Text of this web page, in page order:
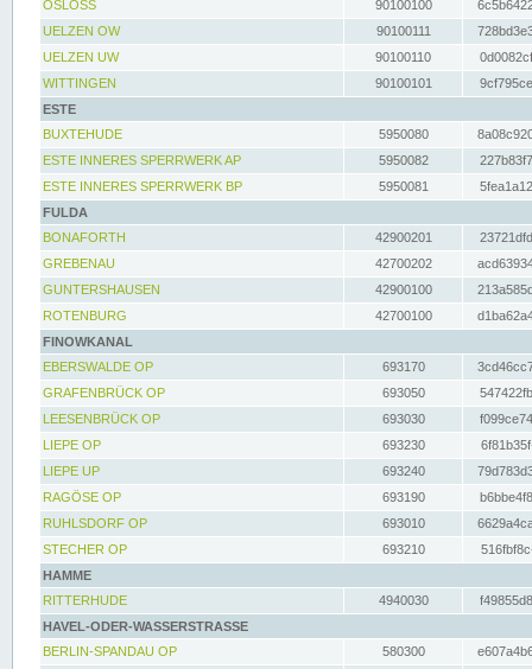
OSLOSS
90100100
UELZEN OW
90100111
UELZEN UW
90100110
WITTINGEN
90100101
ESTE
BUXTEHUDE
5950080
ESTE INNERES SPERRWERK AP
5950082
ESTE INNERES SPERRWERK BP
5950081
FULDA
BONAFORTH
42900201
GREBENAU
42700202
GUNTERSHAUSEN
42900100
ROTENBURG
42700100
FINOWKANAL
EBERSWALDE OP
693170
GRAFENBRÜCK OP
693050
LEESENBRÜCK OP
693030
LIEPE OP
693230
LIEPE UP
693240
RAGÖSE OP
693190
RUHLSDORF OP
693010
STECHER OP
693210
HAMME
RITTERHUDE
4940030
HAVEL-ODER-WASSERSTRASSE
BERLIN-SPANDAU OP
580300